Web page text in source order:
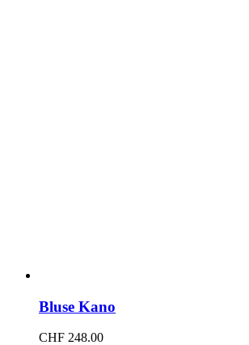
Bluse Kano
CHF 248.00